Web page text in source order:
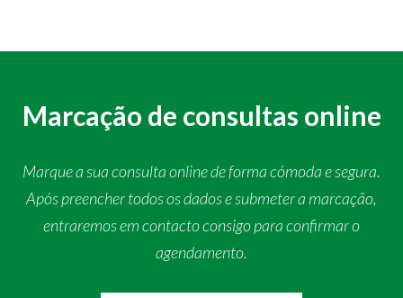
Marcação de consultas online
Marque a sua consulta online de forma cómoda e segura.
Após preencher todos os dados e submeter a marcação,
entraremos em contacto consigo para confirmar o
agendamento.